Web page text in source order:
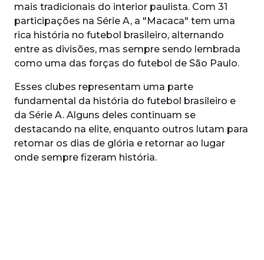
mais tradicionais do interior paulista. Com 31
participações na Série A, a "Macaca" tem uma
rica história no futebol brasileiro, alternando
entre as divisões, mas sempre sendo lembrada
como uma das forças do futebol de São Paulo.
Esses clubes representam uma parte
fundamental da história do futebol brasileiro e
da Série A. Alguns deles continuam se
destacando na elite, enquanto outros lutam para
retomar os dias de glória e retornar ao lugar
onde sempre fizeram história.